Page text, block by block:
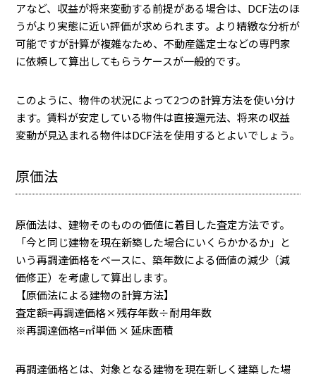
アなど、収益が将来変動する前提がある場合は、DCF法のほ
うがより実態に近い評価が求められます。より精緻な分析が
可能ですが計算が複雑なため、不動産鑑定士などの専門家
に依頼して算出してもらうケースが一般的です。
このように、物件の状況によって2つの計算方法を使い分け
ます。賃料が安定している物件は直接還元法、将来の収益
変動が見込まれる物件はDCF法を使用するとよいでしょう。
原価法
原価法は、建物そのものの価値に着目した査定方法です。
「今と同じ建物を現在新築した場合にいくらかかるか」と
いう再調達価格をベースに、築年数による価値の減少（減
価修正）を考慮して算出します。
【原価法による建物の計算方法】
査定額=再調達価格×残存年数÷耐用年数
※再調達価格=㎡単価 × 延床面積
再調達価格とは、対象となる建物を現在新しく建築した場